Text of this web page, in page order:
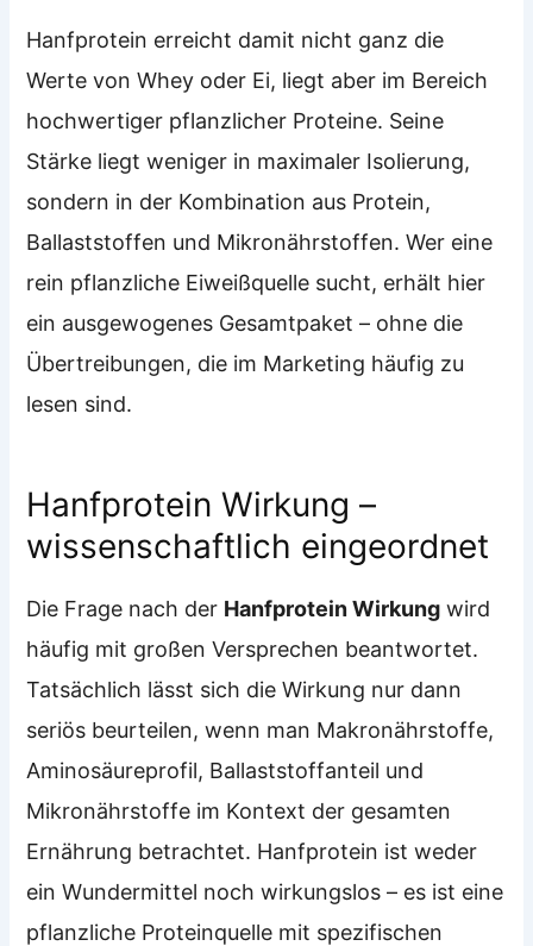
Hanfprotein erreicht damit nicht ganz die
Werte von Whey oder Ei, liegt aber im Bereich
hochwertiger pflanzlicher Proteine. Seine
Stärke liegt weniger in maximaler Isolierung,
sondern in der Kombination aus Protein,
Ballaststoffen und Mikronährstoffen. Wer eine
rein pflanzliche Eiweißquelle sucht, erhält hier
ein ausgewogenes Gesamtpaket – ohne die
Übertreibungen, die im Marketing häufig zu
lesen sind.
Hanfprotein Wirkung –
wissenschaftlich eingeordnet
Die Frage nach der Hanfprotein Wirkung wird
häufig mit großen Versprechen beantwortet.
Tatsächlich lässt sich die Wirkung nur dann
seriös beurteilen, wenn man Makronährstoffe,
Aminosäureprofil, Ballaststoffanteil und
Mikronährstoffe im Kontext der gesamten
Ernährung betrachtet. Hanfprotein ist weder
ein Wundermittel noch wirkungslos – es ist eine
pflanzliche Proteinquelle mit spezifischen